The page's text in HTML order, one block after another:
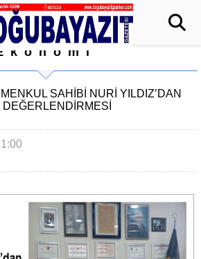
SAHIBI NURI YILDIZ’DAN